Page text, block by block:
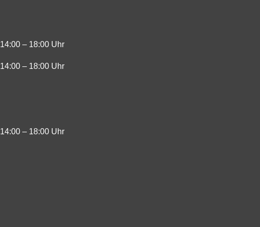
14:00 – 18:00 Uhr
14:00 – 18:00 Uhr
14:00 – 18:00 Uhr